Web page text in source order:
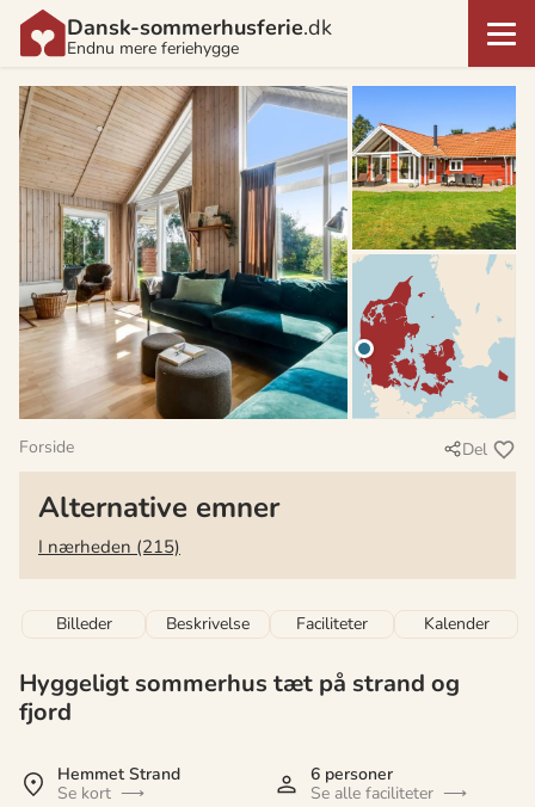
Dansk-sommerhusferie.dk
Endnu mere feriehygge
Forside Del
Alternative emner
I nærheden (215)
Billeder Beskrivelse Faciliteter Kalender
Hyggeligt sommerhus tæt på strand og
fjord
Hemmet Strand
Se kort
6 personer
Se alle faciliteter